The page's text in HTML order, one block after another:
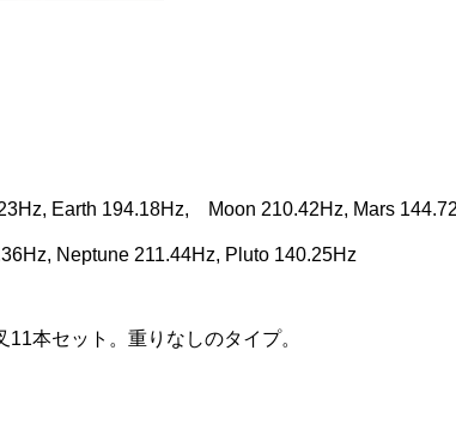
Earth 194.18Hz, Moon 210.42Hz, Mars
Neptune 211.44Hz, Pluto 140.25Hz
本セット。重りなしのタイプ。